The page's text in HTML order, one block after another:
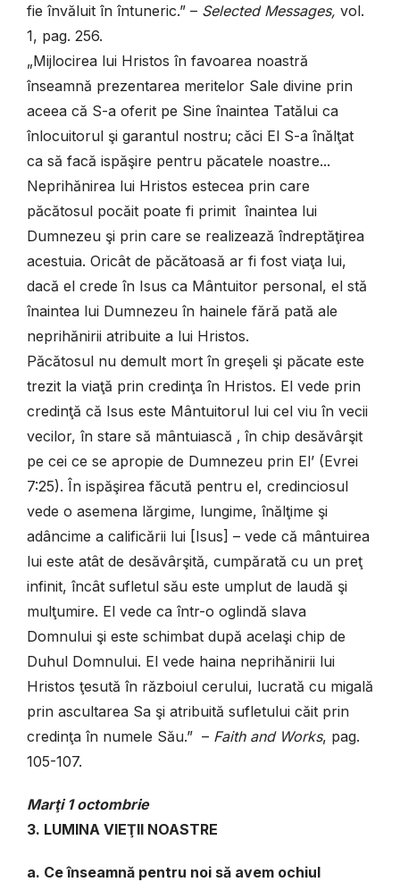
fie învăluit în întuneric.” – Selected Messages, vol.
1, pag. 256.
„Mijlocirea lui Hristos în favoarea noastră
înseamnă prezentarea meritelor Sale divine prin
aceea că S-a oferit pe Sine înaintea Tatălui ca
înlocuitorul şi garantul nostru; căci El S-a înălţat
ca să facă ispăşire pentru păcatele noastre...
Neprihănirea lui Hristos estecea prin care
păcătosul pocăit poate fi primit înaintea lui
Dumnezeu şi prin care se realizează îndreptăţirea
acestuia. Oricât de păcătoasă ar fi fost viaţa lui,
dacă el crede în Isus ca Mântuitor personal, el stă
înaintea lui Dumnezeu în hainele fără pată ale
neprihănirii atribuite a lui Hristos.
Păcătosul nu demult mort în greşeli şi păcate este
trezit la viaţă prin credinţa în Hristos. El vede prin
credinţă că Isus este Mântuitorul lui cel viu în vecii
vecilor, în stare să mântuiască ‚ în chip desăvârşit
pe cei ce se apropie de Dumnezeu prin El’ (Evrei
7:25). În ispăşirea făcută pentru el, credinciosul
vede o asemena lărgime, lungime, înălţime şi
adâncime a calificării lui [Isus] – vede că mântuirea
lui este atât de desăvârşită, cumpărată cu un preţ
infinit, încât sufletul său este umplut de laudă şi
mulţumire. El vede ca într-o oglindă slava
Domnului şi este schimbat după acelaşi chip de
Duhul Domnului. El vede haina neprihănirii lui
Hristos ţesută în războiul cerului, lucrată cu migală
prin ascultarea Sa şi atribuită sufletului căit prin
credinţa în numele Său.” – Faith and Works, pag.
105-107.
Marţi1 octombrie
3. LUMINA VIEŢII NOASTRE
a. Ce înseamnă pentru noi să avem ochiul